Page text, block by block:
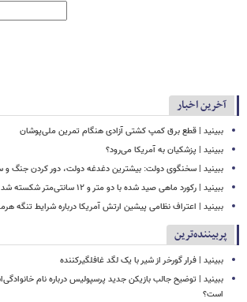
آخرین اخبار
ببینید | قطع برق کمپ کشتی آزادی هنگام تمرین ملی‌پوشان
ببینید | پزشکیان به آمریکا می‌رود؟
ببینید | سخنگوی دولت: بیشترین دغدغه دولت، دور کردن جنگ
ببینید | رکورد ماهی صید شده با دو متر و ۱۲ سانتی‌متر شکسته شد
ببینید | اعتراف نظامی پیشین ارتش آمریکا درباره شرایط تنگه
پربیننده‌ترین
ببینید | فرار گورخر از شیر با یک لگد غافلگیرکننده
ببینید | توضیح جالب بازیکن جدید پرسپولیس درباره نام
است؟